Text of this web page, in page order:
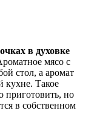
в духовке
мясо с
стол, а аромат
кухне. Такое
приготовить, но
в собственном